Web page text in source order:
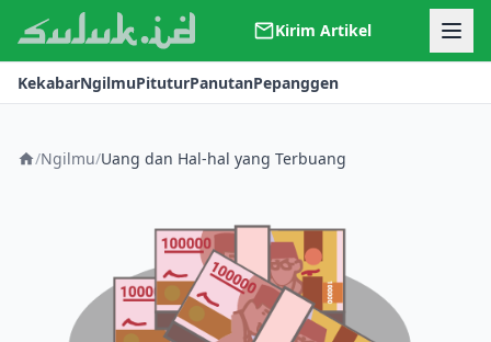
Kirim Artikel
Kerjasama
Kontak
KekabarNgilmuPituturPanutanPepanggen
/Ngilmu/Uang dan Hal-hal yang Terbuang